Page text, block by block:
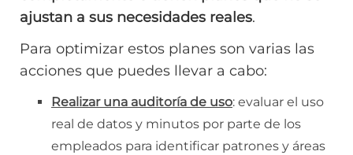
ajustan a sus necesidades reales.
Para optimizar estos planes son varias las
acciones que puedes llevar a cabo:
Realizar una auditoría de uso: evaluar el uso
real de datos y minutos por parte de los
empleados para identificar patrones y áreas